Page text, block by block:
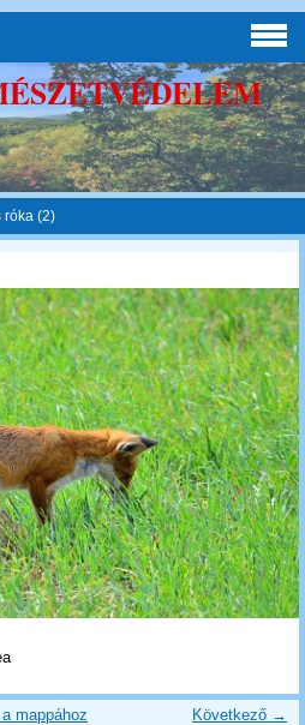
róka (2)
Következő →
mappához